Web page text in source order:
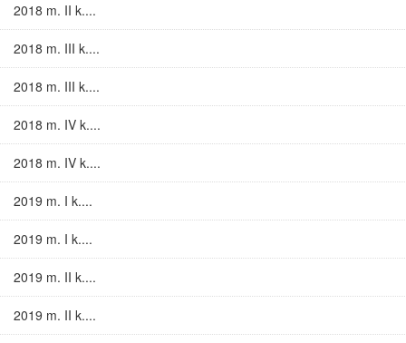
2018 m. II k....
2018 m. III k....
2018 m. III k....
2018 m. IV k....
2018 m. IV k....
2019 m. I k....
2019 m. I k....
2019 m. II k....
2019 m. II k....